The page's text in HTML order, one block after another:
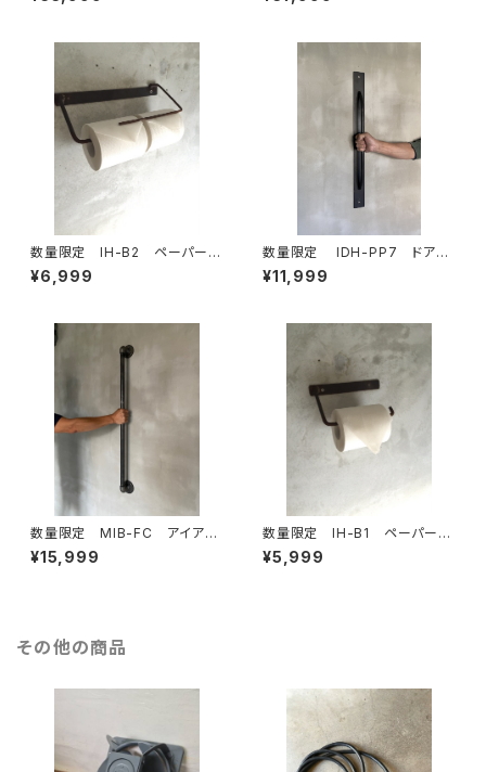
ブル ベンチ 古材 無垢材
スチール ガス管 組立式 組
数量限定 IH-B2 ペーパーホ
ルダー キッチンペーパー トイレ
ットペーパー アイアン ビス付
¥6,999
数量限定 IDH-PP7 ドアノ
ブ 70cm 取手 ドアハンド
ル アイアン インダストリア
¥11,999
数量限定 MIB-FC アイアン
バー ガス管 ドアノブ ハン
ドル 取手 ランドリールー
¥15,999
数量限定 IH-B1 ペーパーホ
ルダー キッチンペーパー トイレ
ットペーパー アイアン 鉄製 イ
¥5,999
その他の商品